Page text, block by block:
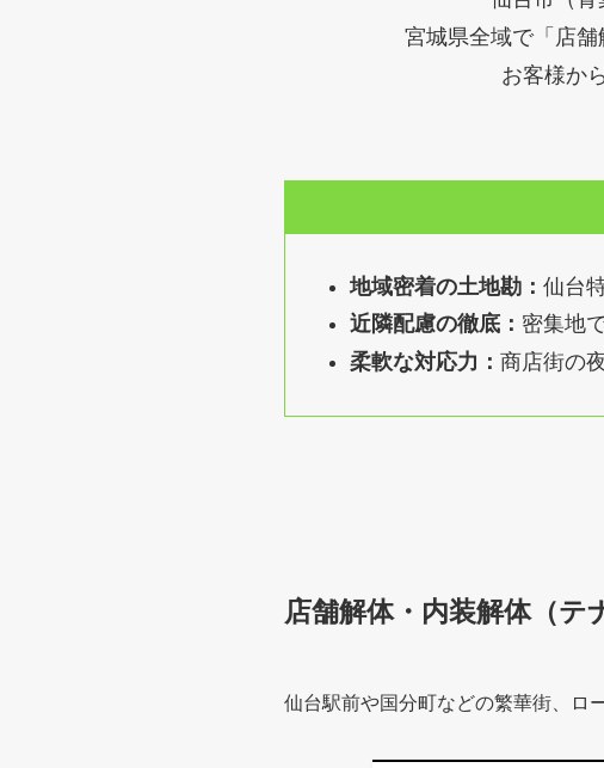
宮城県全域で「店
お客様か
地域密着の土地勘： 仙台
近隣配慮の徹底： 密集地
柔軟な対応力： 商店街の
店舗解体・内装解体（テ
仙台駅前や国分町などの繁華街、ロ